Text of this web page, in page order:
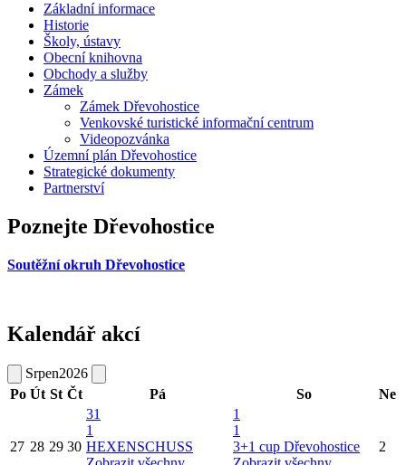
Základní informace
Historie
Školy, ústavy
Obecní knihovna
Obchody a služby
Zámek
Zámek Dřevohostice
Venkovské turistické informační centrum
Videopozvánka
Územní plán Dřevohostice
Strategické dokumenty
Partnerství
Poznejte Dřevohostice
Soutěžní okruh Dřevohostice
Kalendář akcí
Srpen2026
Po Út St Čt Pá So Ne
27 28 29 30
31
1
HEXENSCHUSS
1
1
3+1 cup Dřevohostice
2